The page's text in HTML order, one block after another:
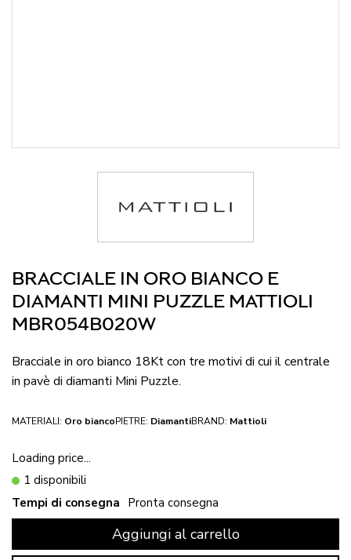
BRACCIALE IN ORO BIANCO E
DIAMANTI MINI PUZZLE MATTIOLI
MBR054B020W
Bracciale in oro bianco 18Kt con tre motivi di cui il centrale
in pavè di diamanti Mini Puzzle.
MATERIALI: Oro biancoPIETRE: DiamantiBRAND: Mattioli
Loading price...
1 disponibili
Tempi di consegna Pronta consegna
Aggiungi al carrello